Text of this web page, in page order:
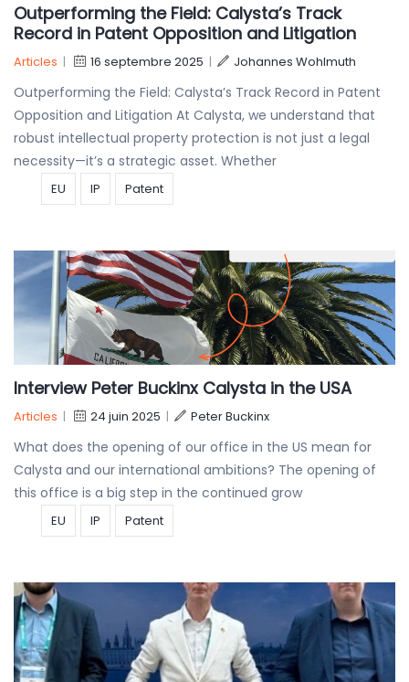
Outperforming the Field: Calysta’s Track
Record in Patent Opposition and Litigation
Articles | 16 septembre 2025 | Johannes Wohlmuth
Outperforming the Field: Calysta’s Track Record in Patent
Opposition and Litigation At Calysta, we understand that
robust intellectual property protection is not just a legal
necessity—it’s a strategic asset. Whether
EU IP Patent
Interview Peter Buckinx Calysta in the USA
Articles | 24 juin 2025 | Peter Buckinx
What does the opening of our office in the US mean for
Calysta and our international ambitions? The opening of
this office is a big step in the continued grow
EU IP Patent